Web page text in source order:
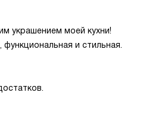
украшением моей кухни!
и стильная.